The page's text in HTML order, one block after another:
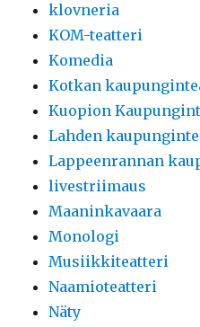
klovneria
KOM-teatteri
Komedia
Kotkan
Kuopion
Lahden
Lappeenrannan
livestriimaus
Maaninkavaara
Monologi
Musiikkiteatteri
Naamioteatteri
Näty